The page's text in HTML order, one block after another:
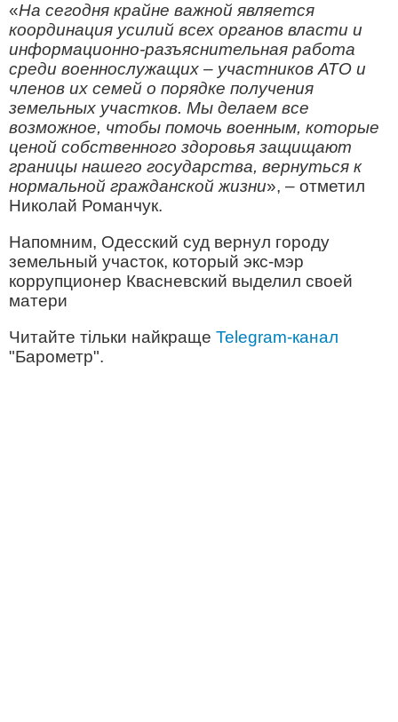
«На сегодня крайне важной является
координация усилий всех органов власти и
информационно-разъяснительная работа
среди военнослужащих – участников АТО и
членов их семей о порядке получения
земельных участков. Мы делаем все
возможное, чтобы помочь военным, которые
ценой собственного здоровья защищают
границы нашего государства, вернуться к
нормальной гражданской жизни», – отметил
Николай Романчук.
Напомним, Одесский суд вернул городу
земельный участок, который экс-мэр
коррупционер Квасневский выделил своей
матери
Читайте тільки найкраще Telegram-канал
"Барометр".